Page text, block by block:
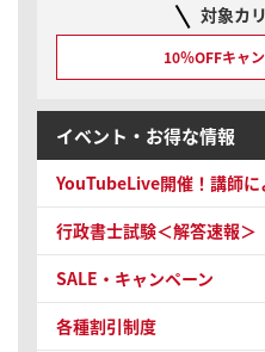
【リリース情報】行政書士試験｜
事オールインワン講座
対象カ
10％OFFキャ
イベント・お得な情報
YouTubeLive開催！ 講師
行政書士試験＜解答速報＞
SALE・キャンペーン
各種割引制度